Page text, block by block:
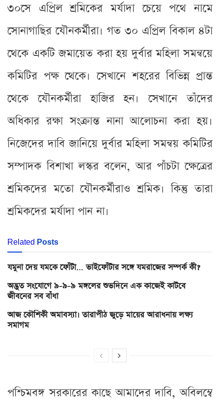
৩০সে এপ্রিল শ্রমিকের মর্যাদা চেয়ে পথে নামে
সোনাগাছির যৌনকর্মীরা। গত ৩০ এপ্রিল বিকাল ৪টা
থেকে একটি জমায়েত করা হয় দুর্বার মহিলা সমন্বয়ে
কমিটির পক্ষ থেকে। সেখানে শহরের বিভিন্ন প্রান্ত
থেকে যৌনকর্মীরা হাজির হন। সেখানে তাঁদের
অধিকার রক্ষা সংক্রান্ত নানা আলোচনা করা হয়।
নিজেদের দাবি জানিয়ে দুর্বার মহিলা সমন্বয় কমিটির
সম্পাদক বিশাখা লস্কর বলেন, আর পাঁচটা ক্ষেত্রের
শ্রমিকদের মতো যৌনকর্মীরাও শ্রমিক। কিন্তু তারা
শ্রমিকদের মর্যাদা পান না।
Related Posts
যমুনা দেয় যমকে ফোঁটা… ভাইফোঁটার সঙ্গে যমরাজের সম্পর্ক কী?
অদ্ভুত সংযোগে ৯-৯-৯ মঙ্গলের শুভদিনে এক কাজেই কাটবে
জীবনের সব বাঁধা
আজ কৌশিকী অমাবস্যা। তারাপীঠ জুড়ে মায়ের আরাধনায় লক্ষ্য
সমাগম
পশ্চিমবঙ্গ সরকারের কাছে আমাদের দাবি, অবিলম্বে